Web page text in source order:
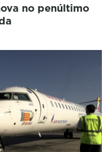
no penúltimo